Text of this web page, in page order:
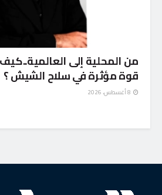
من المحلية إلى
قوة مؤثرة في سلاح الشيش ؟